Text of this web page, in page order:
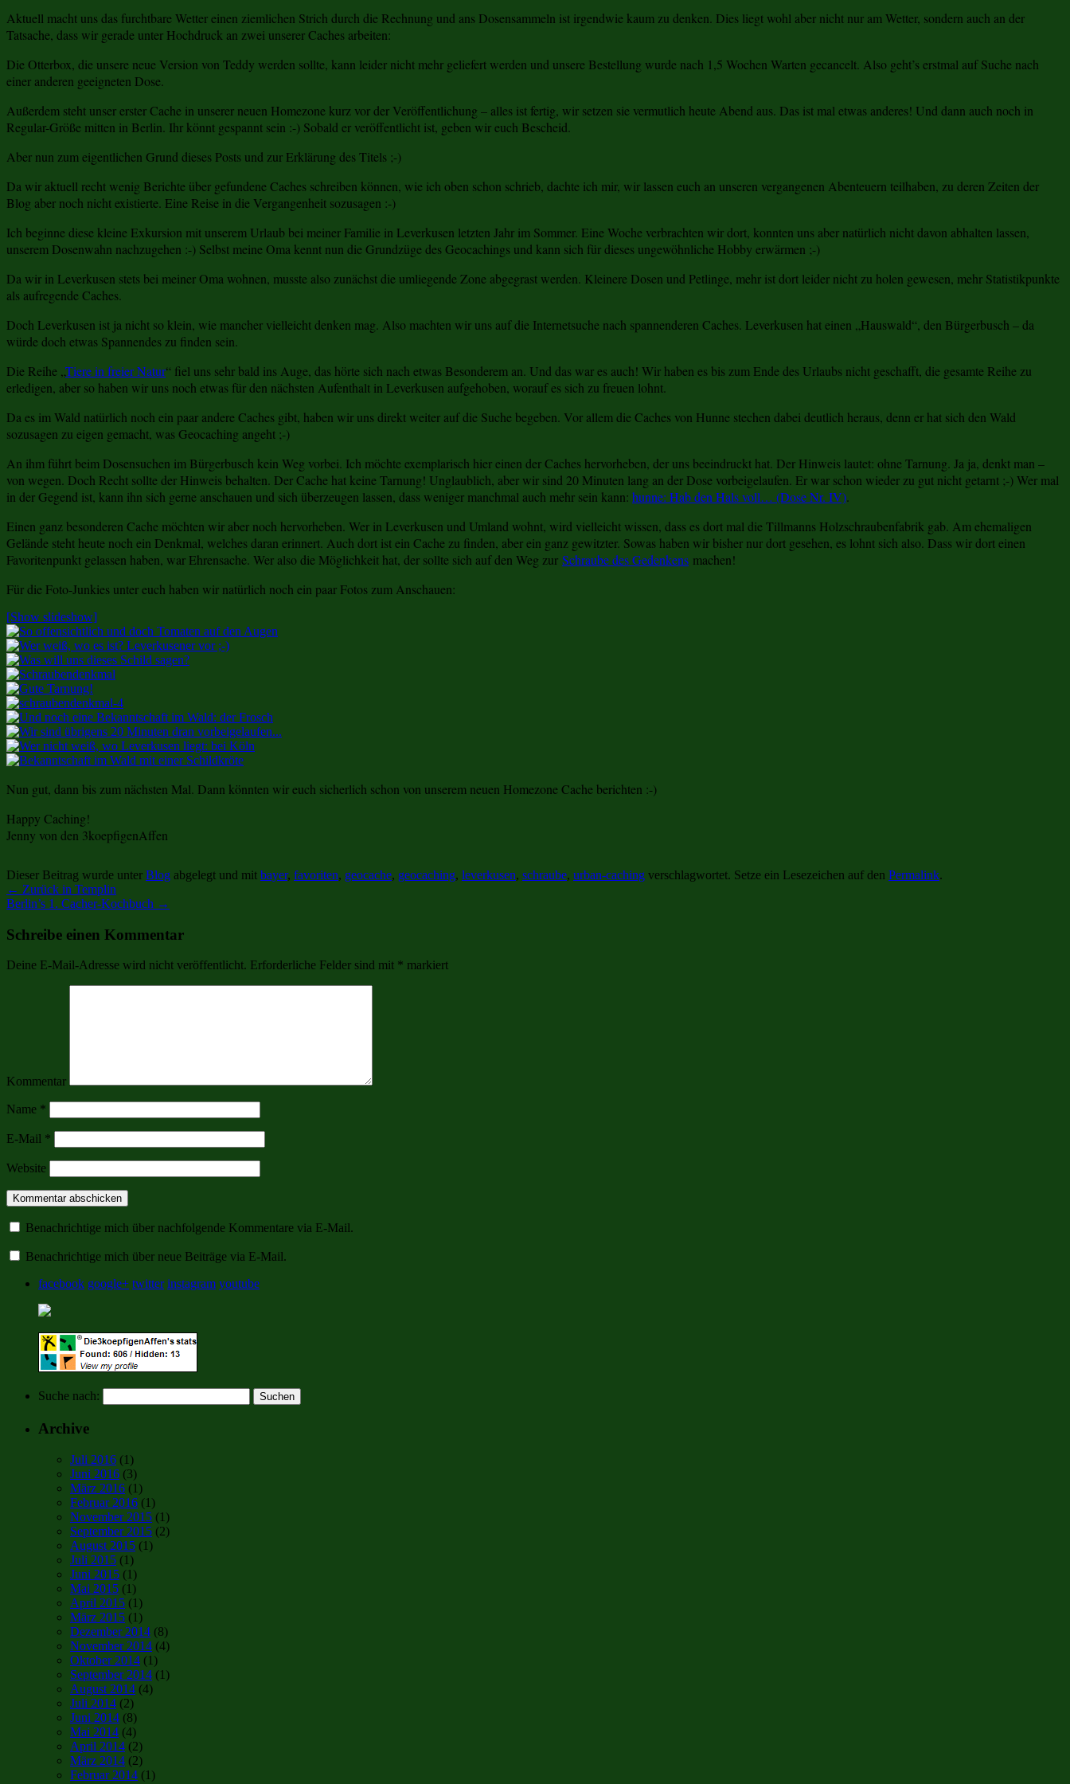
Aktuell macht uns das furchtbare Wetter einen ziemlichen Strich durch die Rechnung und ans Dosensammeln ist irgendwie kaum zu denken. Dies liegt wohl aber nicht nur am Wetter, sondern auch an der
Tatsache, dass wir gerade unter Hochdruck an zwei unserer Caches arbeiten:
Die Otterbox, die unsere neue Version von Teddy werden sollte, kann leider nicht mehr geliefert werden und unsere Bestellung wurde nach 1,5 Wochen Warten gecancelt. Also geht’s erstmal auf Suche nach
einer anderen geeigneten Dose.
Außerdem steht unser erster Cache in unserer neuen Homezone kurz vor der Veröffentlichung – alles ist fertig, wir setzen sie vermutlich heute Abend aus. Das ist mal etwas anderes! Und dann auch noch in
Regular-Größe mitten in Berlin. Ihr könnt gespannt sein :-) Sobald er veröffentlicht ist, geben wir euch Bescheid.
Aber nun zum eigentlichen Grund dieses Posts und zur Erklärung des Titels ;-)
Da wir aktuell recht wenig Berichte über gefundene Caches schreiben können, wie ich oben schon schrieb, dachte ich mir, wir lassen euch an unseren vergangenen Abenteuern teilhaben, zu deren Zeiten der
Blog aber noch nicht existierte. Eine Reise in die Vergangenheit sozusagen :-)
Ich beginne diese kleine Exkursion mit unserem Urlaub bei meiner Familie in Leverkusen letzten Jahr im Sommer. Eine Woche verbrachten wir dort, konnten uns aber natürlich nicht davon abhalten lassen,
unserem Dosenwahn nachzugehen :-) Selbst meine Oma kennt nun die Grundzüge des Geocachings und kann sich für dieses ungewöhnliche Hobby erwärmen ;-)
Da wir in Leverkusen stets bei meiner Oma wohnen, musste also zunächst die umliegende Zone abgegrast werden. Kleinere Dosen und Petlinge, mehr ist dort leider nicht zu holen gewesen, mehr Statistikpunkte
als aufregende Caches.
Doch Leverkusen ist ja nicht so klein, wie mancher vielleicht denken mag. Also machten wir uns auf die Internetsuche nach spannenderen Caches. Leverkusen hat einen „Hauswald“, den Bürgerbusch – da
würde doch etwas Spannendes zu finden sein.
Die Reihe „Tiere in freier Natur“ fiel uns sehr bald ins Auge, das hörte sich nach etwas Besonderem an. Und das war es auch! Wir haben es bis zum Ende des Urlaubs nicht geschafft, die gesamte Reihe zu
erledigen, aber so haben wir uns noch etwas für den nächsten Aufenthalt in Leverkusen aufgehoben, worauf es sich zu freuen lohnt.
Da es im Wald natürlich noch ein paar andere Caches gibt, haben wir uns direkt weiter auf die Suche begeben. Vor allem die Caches von Hunne stechen dabei deutlich heraus, denn er hat sich den Wald
sozusagen zu eigen gemacht, was Geocaching angeht ;-)
An ihm führt beim Dosensuchen im Bürgerbusch kein Weg vorbei. Ich möchte exemplarisch hier einen der Caches hervorheben, der uns beeindruckt hat. Der Hinweis lautet: ohne Tarnung. Ja ja, denkt man –
von wegen. Doch Recht sollte der Hinweis behalten. Der Cache hat keine Tarnung! Unglaublich, aber wir sind 20 Minuten lang an der Dose vorbeigelaufen. Er war schon wieder zu gut nicht getarnt ;-) Wer mal
in der Gegend ist, kann ihn sich gerne anschauen und sich überzeugen lassen, dass weniger manchmal auch mehr sein kann: hunne: Hab den Hals voll… (Dose Nr. IV).
Einen ganz besonderen Cache möchten wir aber noch hervorheben. Wer in Leverkusen und Umland wohnt, wird vielleicht wissen, dass es dort mal die Tillmanns Holzschraubenfabrik gab. Am ehemaligen
Gelände steht heute noch ein Denkmal, welches daran erinnert. Auch dort ist ein Cache zu finden, aber ein ganz gewitzter. Sowas haben wir bisher nur dort gesehen, es lohnt sich also. Dass wir dort einen
Favoritenpunkt gelassen haben, war Ehrensache. Wer also die Möglichkeit hat, der sollte sich auf den Weg zur Schraube des Gedenkens machen!
Für die Foto-Junkies unter euch haben wir natürlich noch ein paar Fotos zum Anschauen:
[Show slideshow]
Nun gut, dann bis zum nächsten Mal. Dann könnten wir euch sicherlich schon von unserem neuen Homezone Cache berichten :-)
Happy Caching!
Jenny von den 3koepfigenAffen
Dieser Beitrag wurde unter Blog abgelegt und mit bayer, favoriten, geocache, geocaching, leverkusen, schraube, urban-caching verschlagwortet. Setze ein Lesezeichen auf den Permalink.
← Zurück in Templin
Berlin’s 1. Cacher-Kochbuch →
Schreibe einen Kommentar
Deine E-Mail-Adresse wird nicht veröffentlicht. Erforderliche Felder sind mit * markiert
Kommentar
Name *
E-Mail *
Website
Benachrichtige mich über nachfolgende Kommentare via E-Mail.
Benachrichtige mich über neue Beiträge via E-Mail.
facebook google+ twitter instagram youtube
Suche nach:
Archive
Juli 2016 (1)
Juni 2016 (3)
März 2016 (1)
Februar 2016 (1)
November 2015 (1)
September 2015 (2)
August 2015 (1)
Juli 2015 (1)
Juni 2015 (1)
Mai 2015 (1)
April 2015 (1)
März 2015 (1)
Dezember 2014 (8)
November 2014 (4)
Oktober 2014 (1)
September 2014 (1)
August 2014 (4)
Juli 2014 (2)
Juni 2014 (8)
Mai 2014 (4)
April 2014 (2)
März 2014 (2)
Februar 2014 (1)